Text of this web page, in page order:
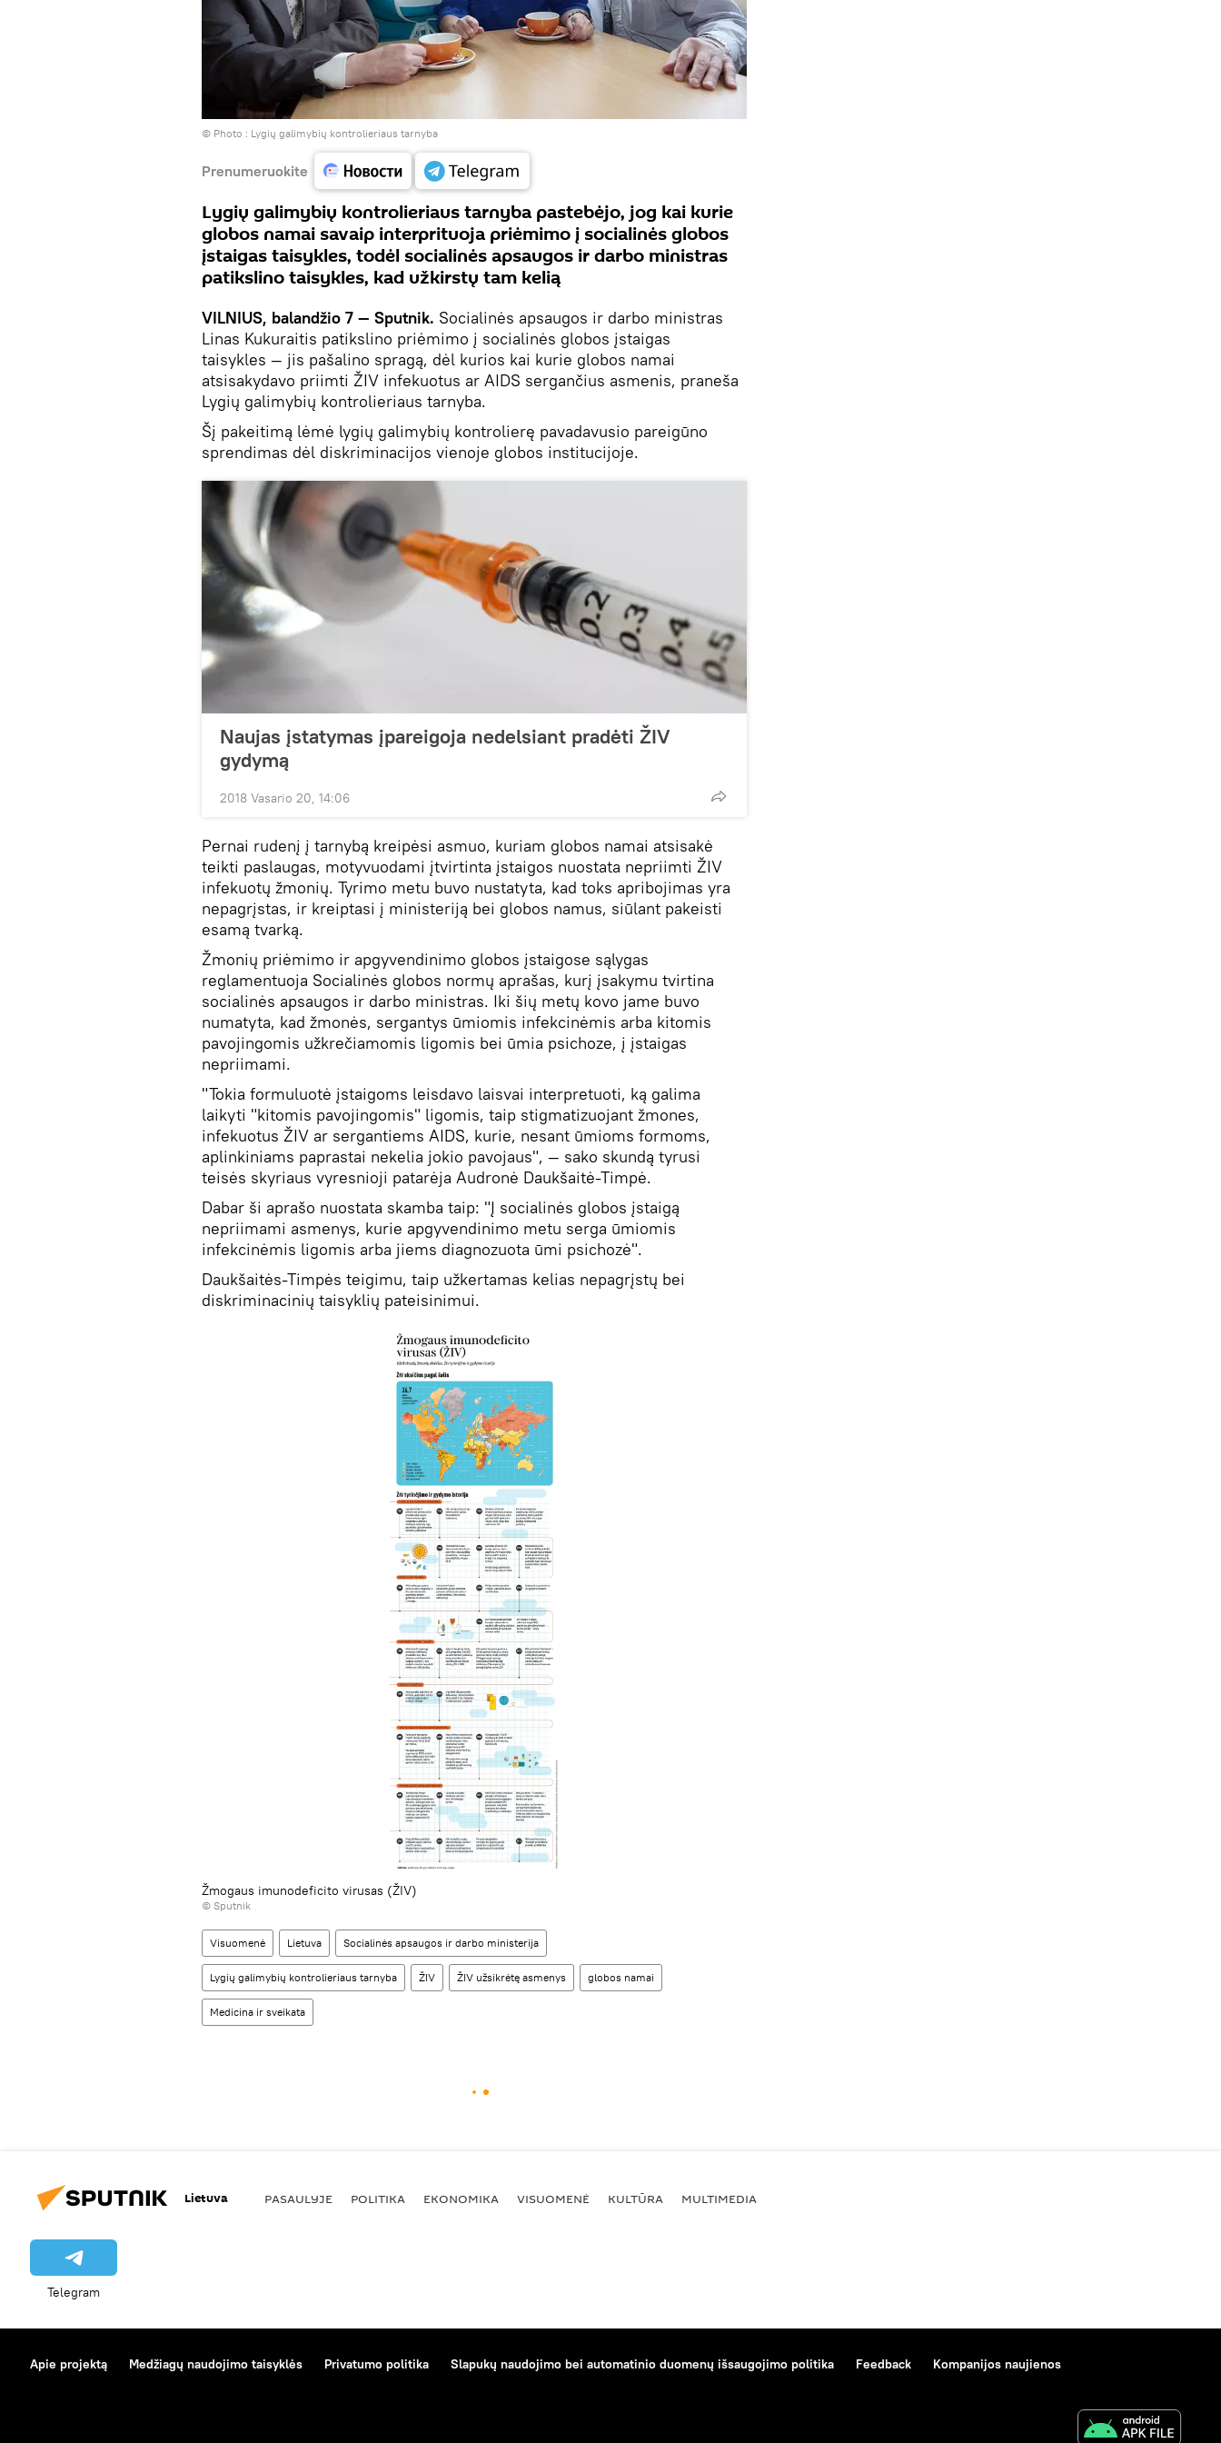
© Photo : Lygių galimybių kontrolieriaus tarnyba
Prenumeruokite
Lygių galimybių kontrolieriaus tarnyba pastebėjo, jog kai kurie
globos namai savaip interprituoja priėmimo į socialinės globos
įstaigas taisykles, todėl socialinės apsaugos ir darbo ministras
patikslino taisykles, kad užkirstų tam kelią
VILNIUS, balandžio 7 — Sputnik. Socialinės apsaugos ir darbo ministras
Linas Kukuraitis patikslino priėmimo į socialinės globos įstaigas
taisykles — jis pašalino spragą, dėl kurios kai kurie globos namai
atsisakydavo priimti ŽIV infekuotus ar AIDS sergančius asmenis, praneša
Lygių galimybių kontrolieriaus tarnyba.
Šį pakeitimą lėmė lygių galimybių kontrolierę pavadavusio pareigūno
sprendimas dėl diskriminacijos vienoje globos institucijoje.
Naujas įstatymas įpareigoja nedelsiant pradėti ŽIV
gydymą
2018 Vasario 20, 14:06
Pernai rudenį į tarnybą kreipėsi asmuo, kuriam globos namai atsisakė
teikti paslaugas, motyvuodami įtvirtinta įstaigos nuostata nepriimti ŽIV
infekuotų žmonių. Tyrimo metu buvo nustatyta, kad toks apribojimas yra
nepagrįstas, ir kreiptasi į ministeriją bei globos namus, siūlant pakeisti
esamą tvarką.
Žmonių priėmimo ir apgyvendinimo globos įstaigose sąlygas
reglamentuoja Socialinės globos normų aprašas, kurį įsakymu tvirtina
socialinės apsaugos ir darbo ministras. Iki šių metų kovo jame buvo
numatyta, kad žmonės, sergantys ūmiomis infekcinėmis arba kitomis
pavojingomis užkrečiamomis ligomis bei ūmia psichoze, į įstaigas
nepriimami.
"Tokia formuluotė įstaigoms leisdavo laisvai interpretuoti, ką galima
laikyti "kitomis pavojingomis" ligomis, taip stigmatizuojant žmones,
infekuotus ŽIV ar sergantiems AIDS, kurie, nesant ūmioms formoms,
aplinkiniams paprastai nekelia jokio pavojaus", — sako skundą tyrusi
teisės skyriaus vyresnioji patarėja Audronė Daukšaitė-Timpė.
Dabar ši aprašo nuostata skamba taip: "Į socialinės globos įstaigą
nepriimami asmenys, kurie apgyvendinimo metu serga ūmiomis
infekcinėmis ligomis arba jiems diagnozuota ūmi psichozė".
Daukšaitės-Timpės teigimu, taip užkertamas kelias nepagrįstų bei
diskriminacinių taisyklių pateisinimui.
Žmogaus imunodeficito virusas (ŽIV)
© Sputnik
Visuomenė Lietuva Socialinės apsaugos ir darbo ministerija
Lygių galimybių kontrolieriaus tarnyba ŽIV ŽIV užsikrėtę asmenys globos namai
Medicina ir sveikata
Lietuva PASAULYJE POLITIKA EKONOMIKA VISUOMENĖ KULTŪRA MULTIMEDIA
Telegram
Apie projektą Medžiagų naudojimo taisyklės Privatumo politika Slapukų naudojimo bei automatinio duomenų išsaugojimo politika Feedback Kompanijos naujienos